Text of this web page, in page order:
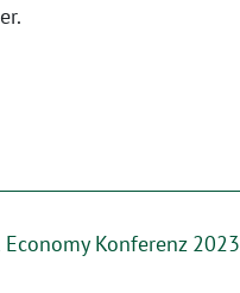
Economy Konferenz 2023